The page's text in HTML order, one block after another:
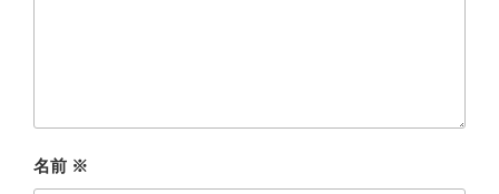
名前 ※